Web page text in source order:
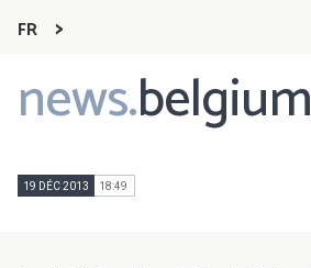
FR
news.belgium
Main
navigation
19 DÉC 2013 18:49